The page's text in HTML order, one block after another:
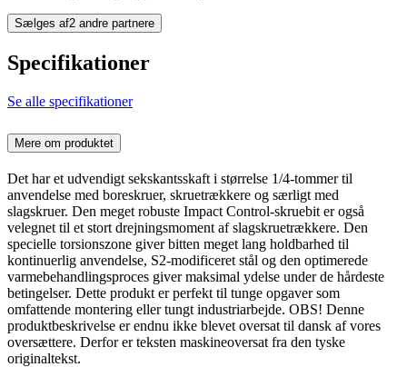
Sælges af2 andre partnere
Specifikationer
Se alle specifikationer
Mere om produktet
Det har et udvendigt sekskantsskaft i størrelse 1/4-tommer til
anvendelse med boreskruer, skruetrækkere og særligt med
slagskruer. Den meget robuste Impact Control-skruebit er også
velegnet til et stort drejningsmoment af slagskruetrækkere. Den
specielle torsionszone giver bitten meget lang holdbarhed til
kontinuerlig anvendelse, S2-modificeret stål og den optimerede
varmebehandlingsproces giver maksimal ydelse under de hårdeste
betingelser. Dette produkt er perfekt til tunge opgaver som
omfattende montering eller tungt industriarbejde. OBS! Denne
produktbeskrivelse er endnu ikke blevet oversat til dansk af vores
oversættere. Derfor er teksten maskineoversat fra den tyske
originaltekst.